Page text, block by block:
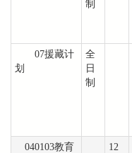
制
07援藏计
划
全
日
制
040103教育
12